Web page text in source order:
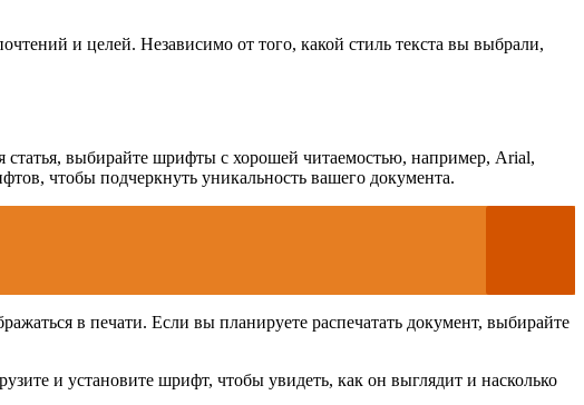
и целей. Независимо от того, какой стиль текста вы выбрали,
выбирайте шрифты с хорошей читаемостью, например, Arial,
чтобы подчеркнуть уникальность вашего документа.
в печати. Если вы планируете распечатать документ, выбирайте
и установите шрифт, чтобы увидеть, как он выглядит и насколько